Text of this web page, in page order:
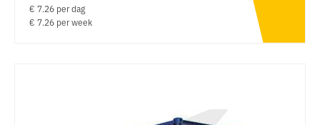
€ 7.26 per dag
€ 7.26 per week